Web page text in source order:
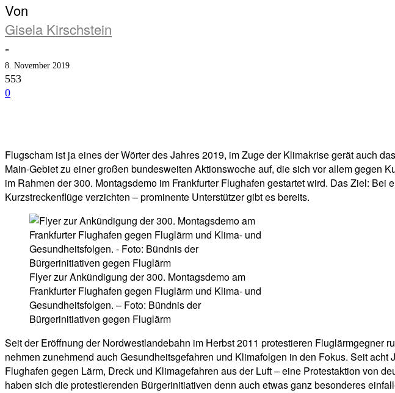
Von
Gisela Kirschstein
-
8. November 2019
553
0
Flugscham ist ja eines der Wörter des Jahres 2019, im Zuge der Klimakrise gerät auch
Main-Gebiet zu einer großen bundesweiten Aktionswoche auf, die sich vor allem gegen
im Rahmen der 300. Montagsdemo im Frankfurter Flughafen gestartet wird. Das Ziel:
Kurzstreckenflüge verzichten – prominente Unterstützer gibt es bereits.
Flyer zur Ankündigung der 300. Montagsdemo am
Frankfurter Flughafen gegen Fluglärm und Klima- und
Gesundheitsfolgen. – Foto: Bündnis der
Bürgerinitiativen gegen Fluglärm
Seit der Eröffnung der Nordwestlandebahn im Herbst 2011 protestieren Fluglärmgegner
nehmen zunehmend auch Gesundheitsgefahren und Klimafolgen in den Fokus. Seit
Flughafen gegen Lärm, Dreck und Klimagefahren aus der Luft – eine Protestaktion von
haben sich die protestierenden Bürgerinitiativen denn auch etwas ganz besonderes